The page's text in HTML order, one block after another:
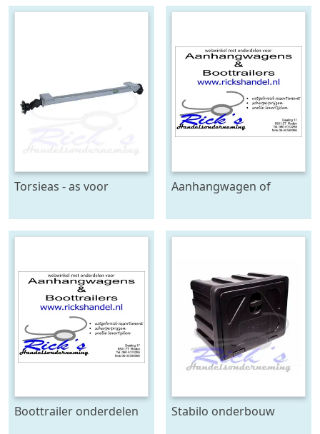
Torsieas - as voor
Aanhangwagen of
nodig?
Boottrailer onderdelen
Stabilo onderbouw